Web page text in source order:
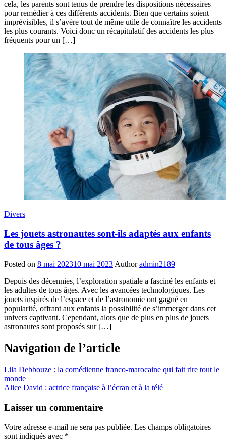
cela, les parents sont tenus de prendre les dispositions nécessaires
pour remédier à ces différents accidents. Bien que certains soient
imprévisibles, il s’avère tout de même utile de connaître les accidents
les plus courants. Voici donc un récapitulatif des accidents les plus
fréquents pour un […]
Divers
Les jouets astronautes sont-ils adaptés aux enfants
de tous âges ?
Posted on 8 mai 202310 mai 2023Author admin2189
Depuis des décennies, l’exploration spatiale a fasciné les enfants et
les adultes de tous âges. Avec les avancées technologiques. Les
jouets inspirés de l’espace et de l’astronomie ont gagné en
popularité, offrant aux enfants la possibilité de s’immerger dans cet
univers captivant. Cependant, alors que de plus en plus de jouets
astronautes sont proposés sur […]
Navigation de l’article
Lila Debbouze : la comédienne franco-marocaine qui fait rire tout le
monde
Alice David : actrice française à l’écran et à la télé
Laisser un commentaire
Votre adresse e-mail ne sera pas publiée. Les champs obligatoires
sont indiqués avec *